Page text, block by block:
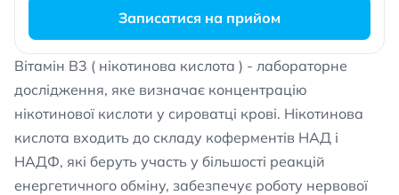
Вітамін В3 ( нікотинова кислота ) - лабораторне
дослідження, яке визначає концентрацію
нікотинової кислоти у сироватці крові. Нікотинова
кислота входить до складу коферментів НАД і
НАДФ, які беруть участь у більшості реакцій
енергетичного обміну, забезпечує роботу нервової
Записатися на прийом